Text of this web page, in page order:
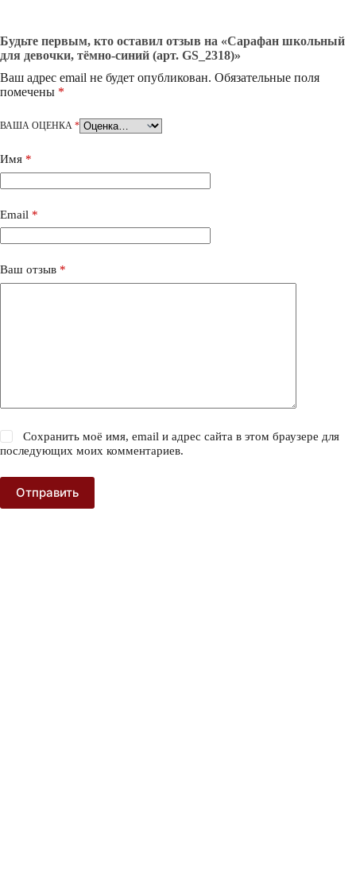
Будьте первым, кто оставил отзыв на «Сарафан школьный
для девочки, тёмно-синий (арт. GS_2318)»
Ваш адрес email не будет опубликован. Обязательные поля
помечены *
ВАША ОЦЕНКА *
Имя *
Email *
Ваш отзыв *
Сохранить моё имя, email и адрес сайта в этом браузере для
последующих моих комментариев.
Отправить